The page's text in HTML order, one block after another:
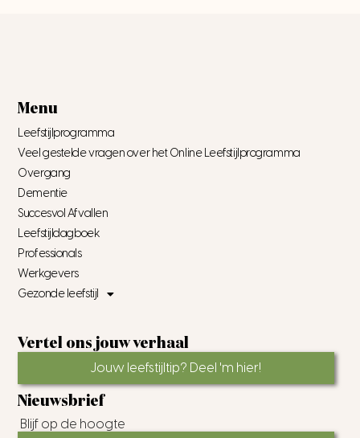
Menu
Leefstijlprogramma
Veel gestelde vragen over het Online Leefstijlprogramma
Overgang
Dementie
Succesvol Afvallen
Leefstijldagboek
Professionals
Werkgevers
Gezonde leefstijl
Vertel ons jouw verhaal
Jouw leefstijltip? Deel 'm hier!
Nieuwsbrief
Blijf op de hoogte